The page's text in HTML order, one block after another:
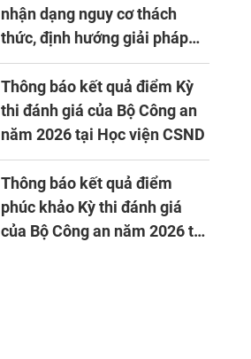
nhận dạng nguy cơ thách
thức, định hướng giải pháp
đảm bảo an ninh quốc gia
trong tình hình hiện nay
Thông báo kết quả điểm Kỳ
thi đánh giá của Bộ Công an
năm 2026 tại Học viện CSND
Thông báo kết quả điểm
phúc khảo Kỳ thi đánh giá
của Bộ Công an năm 2026 tại